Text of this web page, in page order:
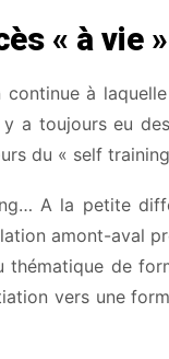
« à vie »
à
a toujours eu
du « self
A la petite
amont-aval
thématique de
vers une